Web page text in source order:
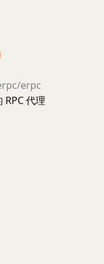
erpc
RPC 代理